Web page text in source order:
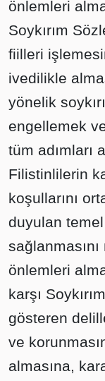
önlemleri
Soykırım
fiilleri
ivedilikle
yönelik
engellemek
tüm adımları
Filistinlilerin
koşullarını
duyulan
önlemleri
karşı
gösteren
ve
almasına,